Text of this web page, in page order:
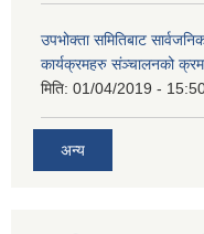
उपभोक्ता समितिबाट
कार्यक्रमहरु संञ्‍चालनको
मिति: 01/04/2019 -
अन्य